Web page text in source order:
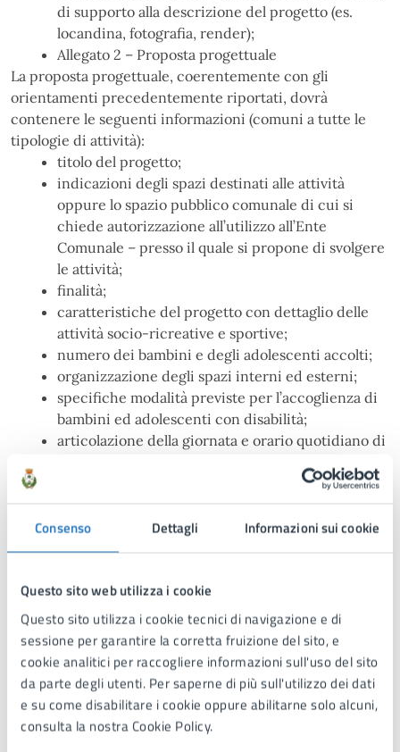
Consenso Dettagli Informazioni sui cookie
Questo sito web utilizza i cookie
Questo sito utilizza i cookie tecnici di navigazione e di
sessione per garantire la corretta fruizione del sito, e
cookie analitici per raccogliere informazioni sull'uso del sito
da parte degli utenti. Per saperne di più sull'utilizzo dei dati
e su come disabilitare i cookie oppure abilitarne solo alcuni,
consulta la nostra Cookie Policy.
di supporto alla descrizione del progetto (es.
locandina, fotografia, render);
Allegato 2 – Proposta progettuale
La proposta progettuale, coerentemente con gli
orientamenti precedentemente riportati, dovrà
contenere le seguenti informazioni (comuni a tutte le
tipologie di attività):
titolo del progetto;
indicazioni degli spazi destinati alle attività
oppure lo spazio pubblico comunale di cui si
chiede autorizzazione all’utilizzo all’Ente
Comunale – presso il quale si propone di svolgere
le attività;
finalità;
caratteristiche del progetto con dettaglio delle
attività socio-ricreative e sportive;
numero dei bambini e degli adolescenti accolti;
organizzazione degli spazi interni ed esterni;
specifiche modalità previste per l’accoglienza di
bambini ed adolescenti con disabilità;
articolazione della giornata e orario quotidiano di
competenze degli operatori impiegati (nel
minimo con il numero di bambini ed adolescenti
accolti), ivi compresa la previsione di una figura
gruppo degli operatori;
indicazione della/e figura/e di coordinamento
educativo e organizzativo del gruppo degli
operatori;
recapiti per informazioni